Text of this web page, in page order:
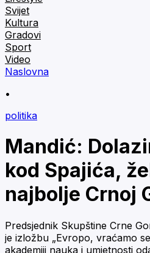
Svijet
Kultura
Gradovi
Sport
Video
Naslovna
•
politika
Mandić:
kod Spajića,
najbolje Crnoj
Predsjednik Skupštine Crne
je izložbu „Evropo, vraćamo
akademiji nauka i umjetnosti